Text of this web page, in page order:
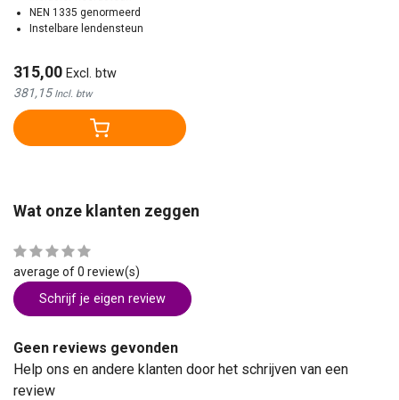
NEN 1335 genormeerd
Instelbare lendensteun
315,00 Excl. btw
381,15Incl. btw
Wat onze klanten zeggen
average of 0 review(s)
Schrijf je eigen review
Geen reviews gevonden
Help ons en andere klanten door het schrijven van een
review